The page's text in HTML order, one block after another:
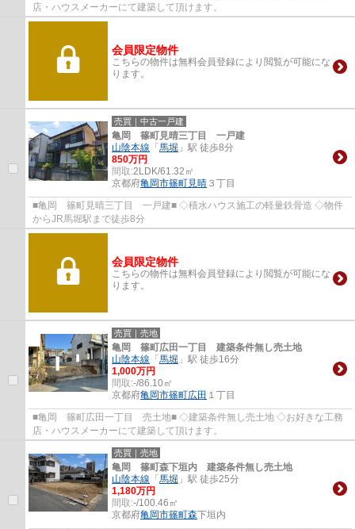
店・ハウスメーカーにて建築して頂けます。
会員限定物件
こちらの物件は無料会員登録により閲覧が可能にな
ります。
売買｜中古一戸建
亀岡 篠町見晴三丁目 一戸建
山陰本線 「馬堀 」駅 徒歩8分
850万円
間取:2LDK/61.32㎡
京都府亀岡市篠町見晴 ３丁目
■亀岡 篠町見晴三丁目 一戸建■ ◇積水ハウス施工の軽量鉄骨造 ◇物件
からJR馬堀駅まで徒歩8分
会員限定物件
こちらの物件は無料会員登録により閲覧が可能にな
ります。
売買｜売地
亀岡 篠町広田一丁目 建築条件無し売土地
山陰本線 「馬堀 」駅 徒歩16分
1,000万円
間取:-/86.10㎡
京都府亀岡市篠町広田 １丁目
■亀岡 篠町広田一丁目 売土地■ ◇建築条件無し売土地 ◇お好きな工務
店・ハウスメーカーにて建築して頂けます。
売買｜売地
亀岡 篠町森下垣内 建築条件無し売土地
山陰本線 「馬堀 」駅 徒歩25分
1,180万円
間取:-/100.46㎡
京都府亀岡市篠町森下垣内